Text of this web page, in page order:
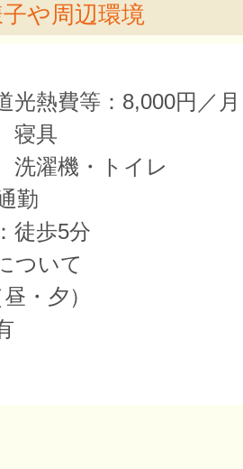
や周辺環境
熱費等：8,000円／月
寝具
濯機・トイレ
勤
徒歩5分
ついて
・夕）